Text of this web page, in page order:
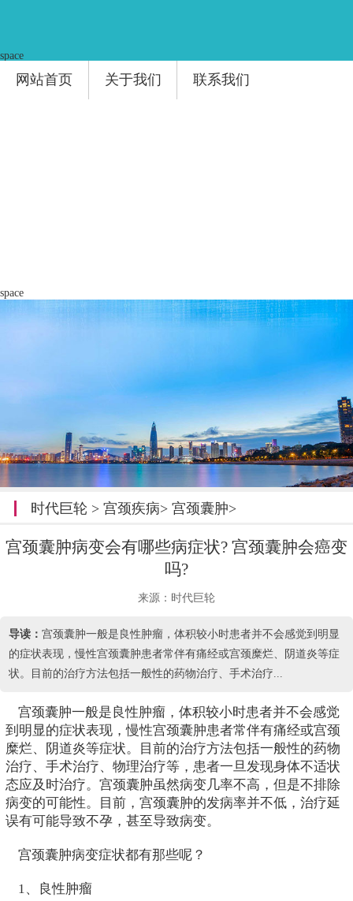
space
网站首页 关于我们 联系我们
space
时代巨轮 > 宫颈疾病> 宫颈囊肿>
宫颈囊肿病变会有哪些病症状? 宫颈囊肿会癌变
吗?
来源：时代巨轮
导读： 宫颈囊肿一般是良性肿瘤，体积较小时患者并不会感觉到明显
的症状表现，慢性宫颈囊肿患者常伴有痛经或宫颈糜烂、阴道炎等症
状。目前的治疗方法包括一般性的药物治疗、手术治疗...
宫颈囊肿一般是良性肿瘤，体积较小时患者并不会感觉
到明显的症状表现，慢性宫颈囊肿患者常伴有痛经或宫颈
糜烂、阴道炎等症状。目前的治疗方法包括一般性的药物
治疗、手术治疗、物理治疗等，患者一旦发现身体不适状
态应及时治疗。宫颈囊肿虽然病变几率不高，但是不排除
病变的可能性。目前，宫颈囊肿的发病率并不低，治疗延
误有可能导致不孕，甚至导致病变。
宫颈囊肿病变症状都有那些呢？
1、良性肿瘤